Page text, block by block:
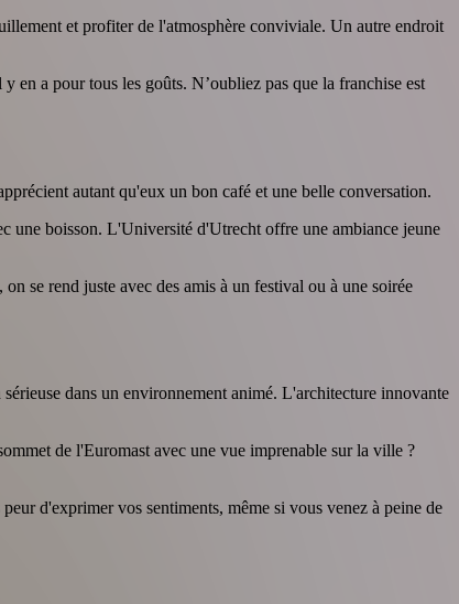
et profiter de l'atmosphère conviviale. Un autre endroit
en a pour tous les goûts. N’oubliez pas que la franchise est
autant qu'eux un bon café et une belle conversation.
une boisson. L'Université d'Utrecht offre une ambiance jeune
se rend juste avec des amis à un festival ou à une soirée
dans un environnement animé. L'architecture innovante
de l'Euromast avec une vue imprenable sur la ville ?
d'exprimer vos sentiments, même si vous venez à peine de